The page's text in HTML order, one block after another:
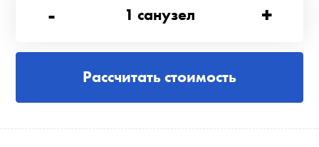
- 1 санузел +
Рассчитать стоимость